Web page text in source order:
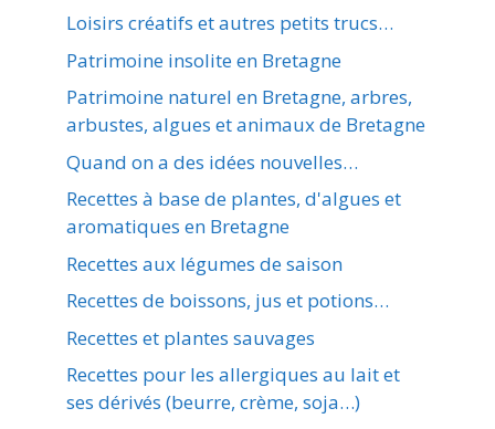
Loisirs créatifs et autres petits trucs…
Patrimoine insolite en Bretagne
Patrimoine naturel en Bretagne, arbres,
arbustes, algues et animaux de Bretagne
Quand on a des idées nouvelles…
Recettes à base de plantes, d'algues et
aromatiques en Bretagne
Recettes aux légumes de saison
Recettes de boissons, jus et potions…
Recettes et plantes sauvages
Recettes pour les allergiques au lait et
ses dérivés (beurre, crème, soja…)